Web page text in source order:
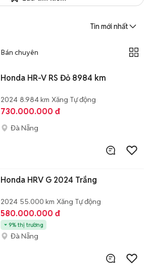
Tin mới nhất
Bán chuyên
Honda HR-V RS Đỏ 8984 km
2024 8.984 km Xăng Tự động
730.000.000 đ
Đà Nẵng
Honda HRV G 2024 Trắng
2024 55.000 km Xăng Tự động
580.000.000 đ
9% thị trường
Đà Nẵng